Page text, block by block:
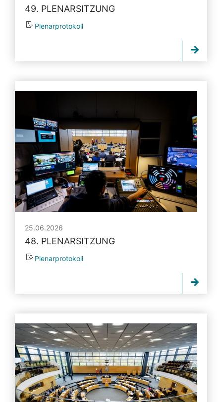
49. PLENARSITZUNG
Plenarprotokoll
25.06.2026
48. PLENARSITZUNG
Plenarprotokoll